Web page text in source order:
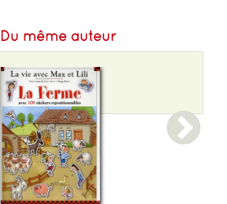
Du même auteur